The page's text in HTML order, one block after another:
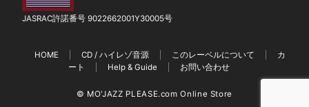
JASRAC許諾番号 9022662001Y30005号
HOME CD / ハイレゾ音源 このレーベルについて
カ
ート
Help & Guide お問い合わせ
© MO'JAZZ PLEASE.com Online Store